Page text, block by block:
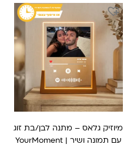
מיוזיק גלאס – מתנה לבן/בת זוג
עם תמונה ושיר | YourMoment
המחיר
היה:
₪ 379.
המחיר
הוא:
₪ 289.